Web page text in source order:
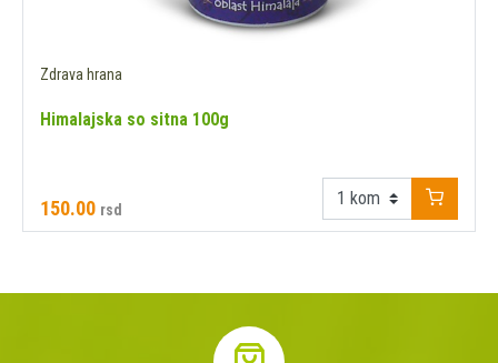
Zdrava hrana
Himalajska so sitna 100g
150.00 rsd